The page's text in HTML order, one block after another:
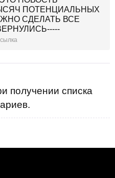
ПОТЕНЦИАЛЬНЫХ
СДЕЛАТЬ ВСЕ
получении списка